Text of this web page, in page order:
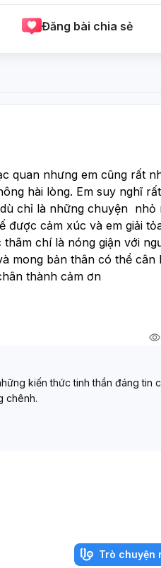
Đăng bài chia sẻ
quan nhưng em cũng rất
hài lòng. Em suy nghĩ rất
chỉ là những chuyện  nhỏ
được cảm xúc và em giải
chí là nóng giận với
mong bản thân có thể cân
thành cảm ơn
kiến thức tinh thần đáng tin
chênh.
Trò chuyện